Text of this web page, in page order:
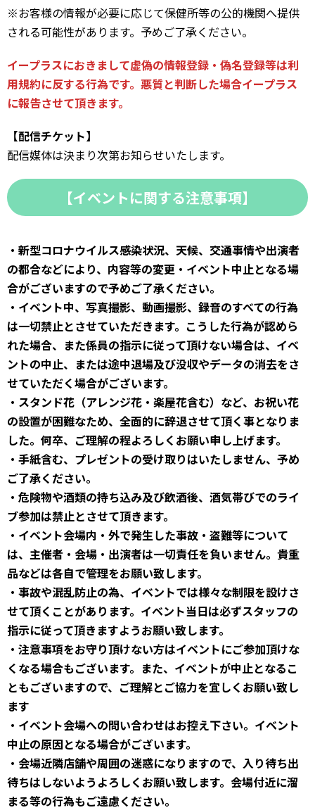
※お客様の情報が必要に応じて保健所等の公的機関へ提供
される可能性があります。予めご了承ください。
イープラスにおきまして虚偽の情報登録・偽名登録等は利
用規約に反する行為です。悪質と判断した場合イープラス
に報告させて頂きます。
【配信チケット】
配信媒体は決まり次第お知らせいたします。
【イベントに関する注意事項】
・新型コロナウイルス感染状況、天候、交通事情や出演者
の都合などにより、内容等の変更・イベント中止となる場
合がございますので予めご了承ください。
・イベント中、写真撮影、動画撮影、録音のすべての行為
は一切禁止とさせていただきます。こうした行為が認めら
れた場合、また係員の指示に従って頂けない場合は、イベ
ントの中止、または途中退場及び没収やデータの消去をさ
せていただく場合がございます。
・スタンド花（アレンジ花・楽屋花含む）など、お祝い花
の設置が困難なため、全面的に辞退させて頂く事となりま
した。何卒、ご理解の程よろしくお願い申し上げます。
・手紙含む、プレゼントの受け取りはいたしません、予め
ご了承ください。
・危険物や酒類の持ち込み及び飲酒後、酒気帯びでのライ
ブ参加は禁止とさせて頂きます。
・イベント会場内・外で発生した事故・盗難等について
は、主催者・会場・出演者は一切責任を負いません。貴重
品などは各自で管理をお願い致します。
・事故や混乱防止の為、イベントでは様々な制限を設けさ
せて頂くことがあります。イベント当日は必ずスタッフの
指示に従って頂きますようお願い致します。
・注意事項をお守り頂けない方はイベントにご参加頂けな
くなる場合もございます。また、イベントが中止となるこ
ともございますので、ご理解とご協力を宜しくお願い致し
ます
・イベント会場への問い合わせはお控え下さい。イベント
中止の原因となる場合がございます。
・会場近隣店舗や周囲の迷惑になりますので、入り待ち出
待ちはしないようよろしくお願い致します。会場付近に溜
まる等の行為もご遠慮ください。